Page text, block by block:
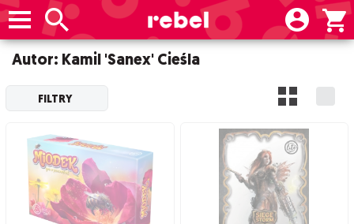
Autor: Kamil 'Sanex' Cieśla
FILTRY